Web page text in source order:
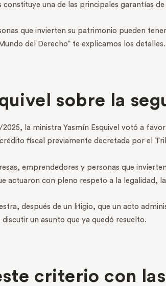
constituye una de las principales garantías
que invierten su patrimonio pueden
del Derecho” te explicamos los detalles.
sobre la
la ministra Yasmín Esquivel votó a
fiscal previamente decretada por el
emprendedores y personas que
actuaron con pleno respeto a la legalidad,
después de un litigio, que un acto
un asunto que ya quedó resuelto.
criterio con